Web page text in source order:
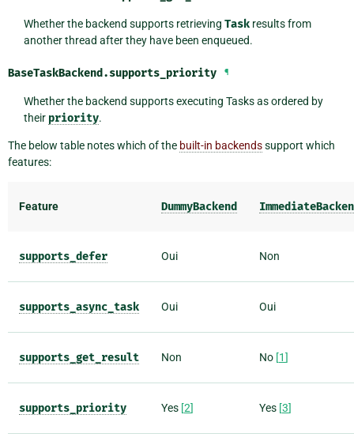
Whether the backend supports retrieving Taskresults from
another thread after they have been enqueued.
BaseTaskBackend.supports_priority ¶
Whether the backend supports executing Tasks as ordered by
their priority.
The below table notes which of the built-in backendssupport which
features:
Feature DummyBackend
supports_defer Oui Non
supports_async_task Oui Oui
supports_get_result Non No [1]
supports_priority Yes [2] Yes [3]